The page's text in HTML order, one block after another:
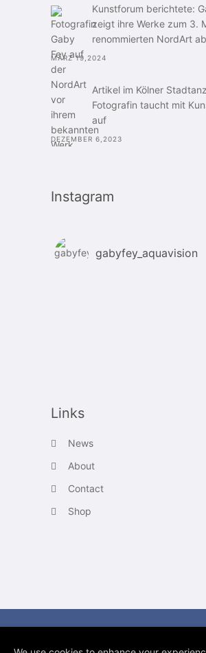
Kunstforum berichtete:
zeigt ihre Werke zum 3.
renommierten NordArt
MÄRZ 19,2024
Artikel im Kölner
Fotografin taucht mit
auf
DEZEMBER 6,2023
Instagram
gabyfey_aquavision
Links
News
About
Contact
Shop